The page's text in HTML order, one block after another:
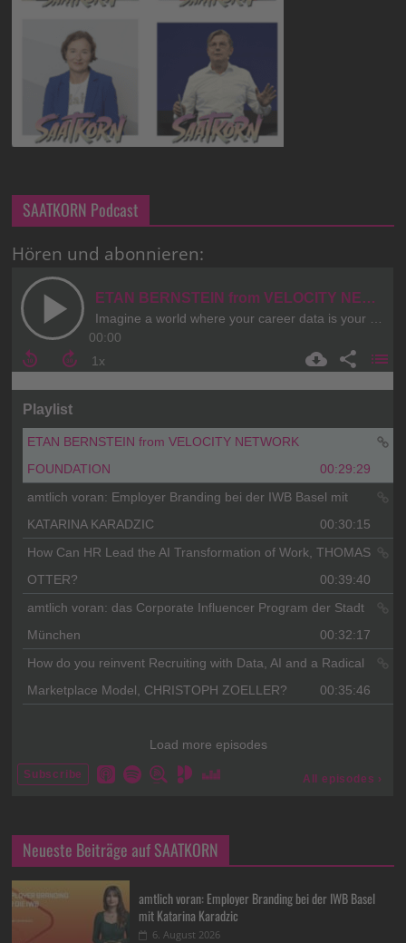
SAATKORN Podcast
Hören und abonnieren:
Neueste Beiträge auf SAATKORN
amtlich voran: Employer Branding bei der IWB Basel
mit Katarina Karadzic
6. August 2026